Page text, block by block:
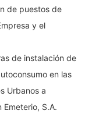
de puestos de
y el
de instalación de
en las
Urbanos a
S.A.